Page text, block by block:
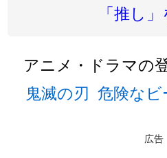
「推し
アニメ・ドラマの
鬼滅の刃 危険なビ
広告